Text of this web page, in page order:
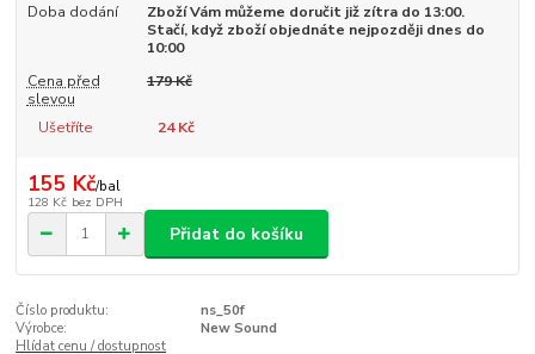
Doba dodání
Zboží Vám můžeme doručit již zítra do 13:00.
Stačí, když zboží objednáte nejpozději dnes do
10:00
Cena před
slevou
179 Kč
Ušetříte 24 Kč
155 Kč/bal
128 Kč bez DPH
Přidat do košíku
Číslo produktu:
ns_50f
Výrobce:
New Sound
Hlídat cenu / dostupnost